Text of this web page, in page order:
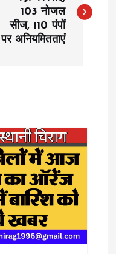
103 नोजल
सीज, 110 पंपों
पर अनियमितताएं